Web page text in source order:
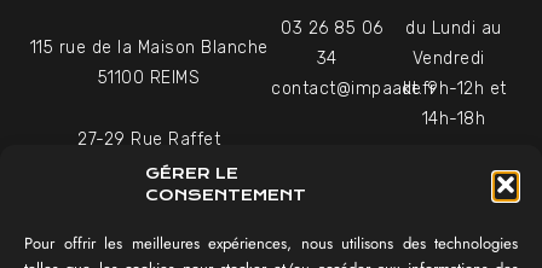
GÉRER LE
CONSENTEMENT
Pour offrir les meilleures expériences, nous utilisons des technologies
115 rue de la Maison Blanche
51100 REIMS
27-29 Rue Raffet
75016 PARIS
03 26 85 06
34
contact@impaakt.fr
du Lundi au
Vendredi
de 9h-12h et
14h-18h
vous
NAVIGATION